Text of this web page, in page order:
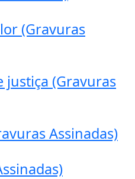
(Gravuras
(Gravuras
Assinadas)